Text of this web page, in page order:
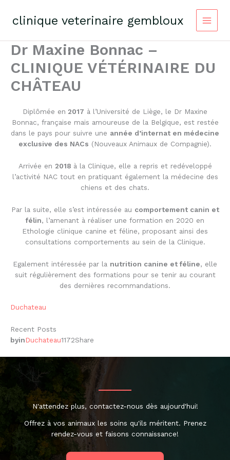
contentclinique veterinaire gembloux
Dr Maxine Bonnac –
CLINIQUE VÉTÉRINAIRE DU
CHÂTEAU
Diplômée en 2017 à l’Université de Liège, le Dr Maxine
Bonnac, française mais amoureuse de la Belgique, est restée
dans le pays pour suivre une année d’internat en médecine
exclusive des NACs (Nouveaux Animaux de Compagnie).
Arrivée en 2018 à la Clinique, elle a repris et redéveloppé
l’activité NAC tout en pratiquant également la médecine des
chiens et des chats.
Par la suite, elle s’est intéressée au comportement canin et
félin, l’amenant à réaliser une formation en 2020 en
Ethologie clinique canine et féline, proposant ainsi des
consultations comportements au sein de la Clinique.
Egalement intéressée par la nutrition canine et féline, elle
suit régulièrement des formations pour se tenir au courant
des dernières recommandations.
Duchateau
Recent Posts
byinDuchateau1172Share
N'attendez plus, contactez-nous dès aujourd'hui!
Offrez à vos animaux les soins qu'ils méritent. Prenez
rendez-vous et faisons connaissance!